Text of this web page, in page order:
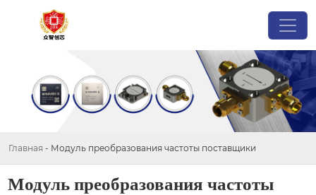
Главная - Модуль преобразования частоты поставщики
Модуль преобразования частоты